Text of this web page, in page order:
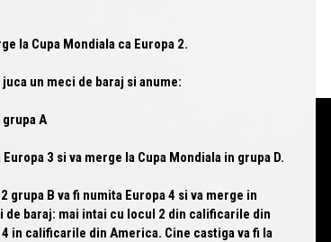
la Cupa Mondiala ca Europa 2.
un meci de baraj si anume:
A
Europa 3 si va merge la Cupa Mondiala in grupa D.
grupa B va fi numita Europa 4 si va merge in
baraj: mai intai cu locul 2 din calificarile din
in calificarile din America. Cine castiga va fi la